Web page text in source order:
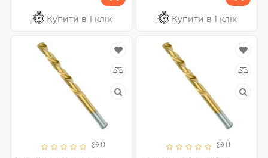
Купити в 1 клік Купити в 1 клік
0 0